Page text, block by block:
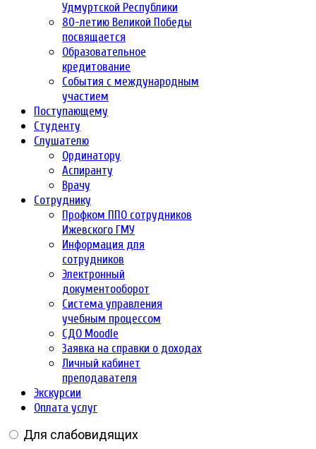
Удмуртской Республики
80-летию Великой Победы
посвящается
Образовательное
кредитование
События с международным
участием
Поступающему
Студенту
Слушателю
Ординатору
Аспиранту
Врачу
Сотруднику
Профком ППО сотрудников
Ижевского ГМУ
Информация для
сотрудников
Электронный
документооборот
Система управления
учебным процессом
СДО Moodle
Заявка на справки о доходах
Личный кабинет
преподавателя
Экскурсии
Оплата услуг
Для слабовидящих